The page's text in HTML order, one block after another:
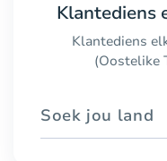
Klantediens
Klantediens
(Oostelike
Soek jou land